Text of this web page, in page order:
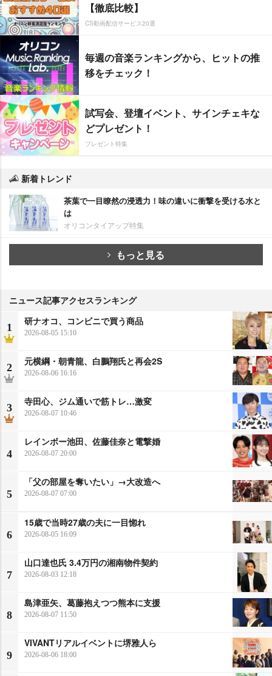
【徹底比較】
CS動画配信サービス20選
毎週の音楽ランキングから、ヒットの推
移をチェック！
試写会、登壇イベント、サインチェキな
どプレゼント！
プレゼント特集
新着トレンド
茶葉で一目瞭然の浸透力！味の違いに衝撃を受ける水と
は
オリコンタイアップ特集
もっと見る
ニュース記事アクセスランキング
1
研ナオコ、コンビニで買う商品
2026-08-05 15:10
2
元横綱・朝青龍、白鵬翔氏と再会2S
2026-08-06 16:16
3
寺田心、ジム通いで筋トレ…激変
2026-08-07 10:46
4
レインボー池田、佐藤佳奈と電撃婚
2026-08-07 20:00
5
「父の部屋を奪いたい」→大改造へ
2026-08-07 07:00
6
15歳で当時27歳の夫に一目惚れ
2026-08-05 16:09
7
山口達也氏 3.4万円の湘南物件契約
2026-08-03 12:18
8
島津亜矢、葛藤抱えつつ熊本に支援
2026-08-07 11:50
9
VIVANTリアルイベントに堺雅人ら
2026-08-06 18:00